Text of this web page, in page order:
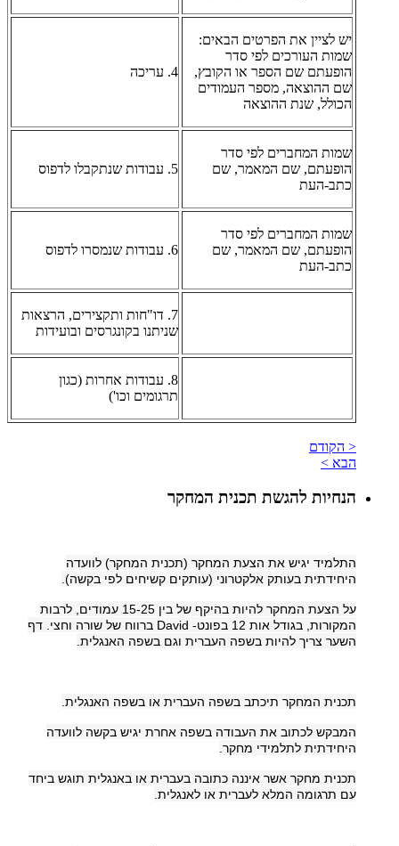
יש לציין את הפרטים הבאים:
שמות העורכים לפי סדר
הופעתם שם הספר או הקובץ,
שם ההוצאה, מספר העמודים
הכולל, שנת ההוצאה
4. עריכה
שמות המחברים לפי סדר
הופעתם, שם המאמר, שם
כתב-העת
5. עבודות שנתקבלו לדפוס
שמות המחברים לפי סדר
הופעתם, שם המאמר, שם
כתב-העת
6. עבודות שנמסרו לדפוס
7. דו"חות ותקצירים, הרצאות
שניתנו בקונגרסים ובועידות
8. עבודות אחרות (כגון
תרגומים וכו')
< הקודם
הבא >
הנחיות להגשת תכנית המחקר
התלמיד יגיש את הצעת המחקר (תכנית המחקר) לוועדה
היחידתית בעותק אלקטרוני (עותקים קשיחים לפי בקשה).
על הצעת המחקר להיות בהיקף של בין 15-25 עמודים, לרבות
המקורות, בגודל אות 12 בפונט-
David ברווח של שורה וחצי. דף
השער צריך להיות בשפה העברית וגם בשפה האנגלית.
תכנית המחקר תיכתב בשפה העברית או בשפה האנגלית.
המבקש לכתוב את העבודה בשפה אחרת יגיש בקשה לוועדה
היחידתית לתלמידי מחקר.
תכנית מחקר אשר איננה כתובה בעברית או באנגלית תוגש ביחד
עם תרגומה המלא לעברית או לאנגלית.